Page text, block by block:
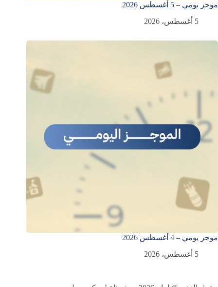
موجز يومي – 5 أغسطس 2026
5 أغسطس، 2026
موجز يومي – 4 أغسطس 2026
5 أغسطس، 2026